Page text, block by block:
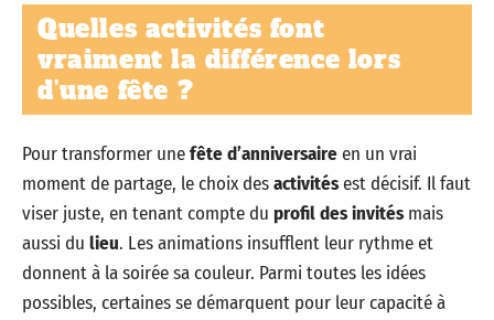
Quelles activités font
vraiment la différence lors
d’une fête ?
Pour transformer unefête d’anniversaireen un vrai
moment de partage, le choix desactivitésest décisif. Il faut
viser juste, en tenant compte du profil des invitésmais
aussi du lieu. Les animations insufflent leur rythme et
donnent à la soirée sa couleur. Parmi toutes les idées
possibles, certaines se démarquent pour leur capacité à